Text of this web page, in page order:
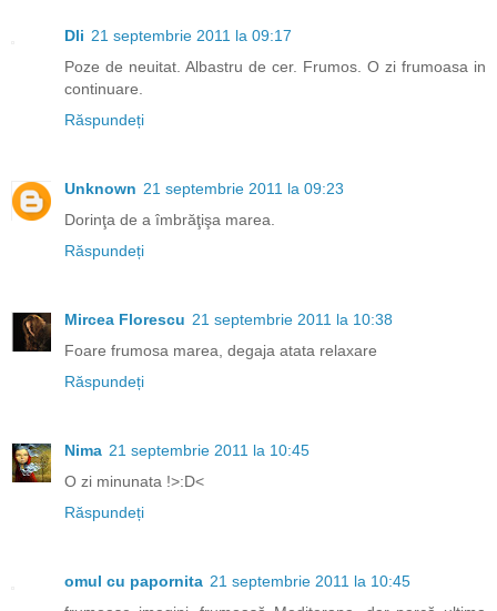
Dli 21 septembrie 2011 la 09:17
Poze de neuitat. Albastru de cer. Frumos. O zi frumoasa in
continuare.
Răspundeți
Unknown 21 septembrie 2011 la 09:23
Dorinţa de a îmbrăţişa marea.
Răspundeți
Mircea Florescu 21 septembrie 2011 la 10:38
Foare frumosa marea, degaja atata relaxare
Răspundeți
Nima 21 septembrie 2011 la 10:45
O zi minunata !>:D<
Răspundeți
omul cu papornita 21 septembrie 2011 la 10:45